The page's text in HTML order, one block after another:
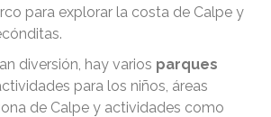
para explorar la costa de Calpe y
diversión, hay varios parques
para los niños, áreas
de Calpe y actividades como